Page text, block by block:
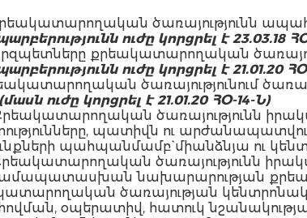
ծառայությունն
ուժը կորցրել է 23.03.18
քրեակատարողական
ուժը կորցրել է 21.01.20
ծառայությունում
(մասն ուժը կորցրել է 21.01.20 ՀՕ-14-Ն)
ծառայությունն
պատիվն ու
պահպանմամբ` միանձնյա ու
ծառայությունն
նախարարության
ծառայության
օպերատիվ, հատուկ